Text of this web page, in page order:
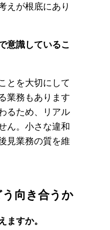
えが根底にあり
識しているこ
とを大切にして
業務もあります
るため、リアル
ん。小さな違和
見業務の質を維
向き合うか
すか。